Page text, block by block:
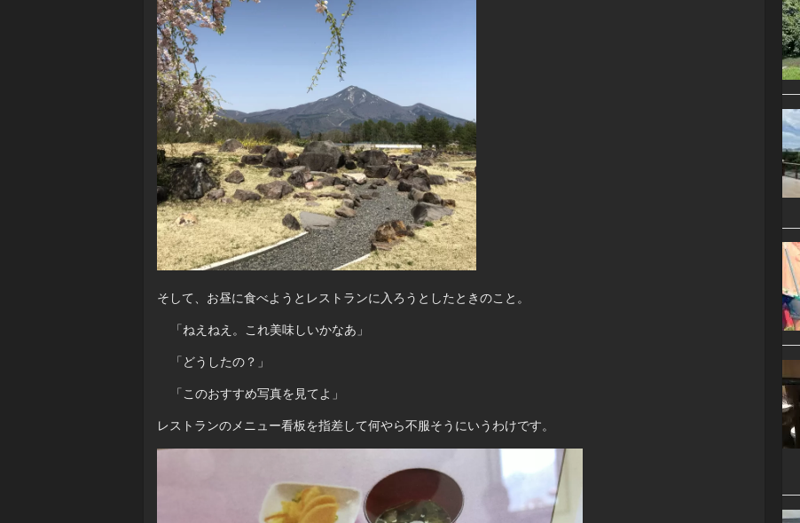
そして、お昼に食べようとレストランに入ろうとしたときのこと。
「ねえねえ。これ美味しいかなあ」
「どうしたの？」
「このおすすめ写真を見てよ」
レストランのメニュー看板を指差して何やら不服そうにいうわけです。